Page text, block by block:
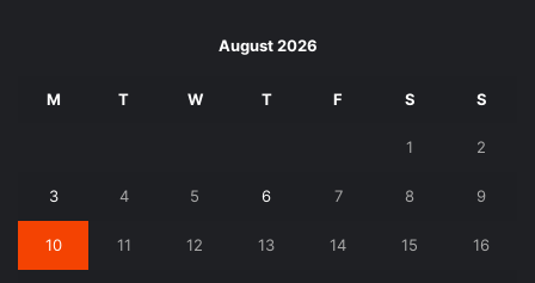
August 2026
M T W T F S S
1 2
3 4 5 6 7 8 9
10 11 12 13 14 15 16